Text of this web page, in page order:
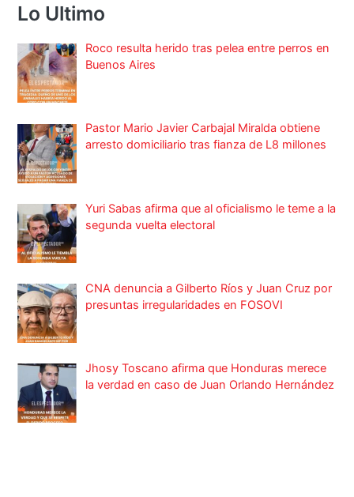
Lo Ultimo
Roco resulta herido tras pelea entre perros en
Buenos Aires
Pastor Mario Javier Carbajal Miralda obtiene
arresto domiciliario tras fianza de L8 millones
Yuri Sabas afirma que al oficialismo le teme a la
segunda vuelta electoral
CNA denuncia a Gilberto Ríos y Juan Cruz por
presuntas irregularidades en FOSOVI
Jhosy Toscano afirma que Honduras merece
la verdad en caso de Juan Orlando Hernández